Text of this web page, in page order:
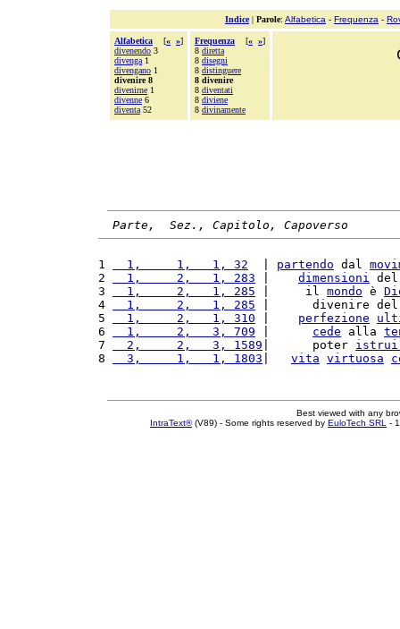
Indice| Parole: Alfabetica - Frequenza -
Alfabetica [« »]
divenendo 3
divenga 1
divengano 1
divenire 8
divenirne 1
divenne 6
diventa 52
Frequenza [« »]
8 diretta
8 disegni
8 distinguere
8 divenire
8 diventati
8 diviene
8 divinamente
Parte,  Sez., Capitolo, Capoverso
1
  1,     1,   1, 32
partendo dal
2
  1,     2,   1, 283
dimensioni
3
  1,     2,   1, 285
|     il mondo è
4
  1,     2,   1, 285
|      divenire
5
  1,     2,   1, 310
perfezione
6
  1,     2,   3, 709
cede alla
7
  2,     2,   3, 1589
|      poter
8
  3,     1,   1, 1803
vita virtuosa
Best viewed with any
IntraText®(V89) - Some rights reserved by EuloTech SRL -